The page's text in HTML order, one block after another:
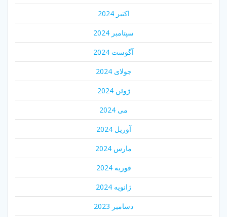
اکتبر 2024
سپتامبر 2024
آگوست 2024
جولای 2024
ژوئن 2024
می 2024
آوریل 2024
مارس 2024
فوریه 2024
ژانویه 2024
دسامبر 2023